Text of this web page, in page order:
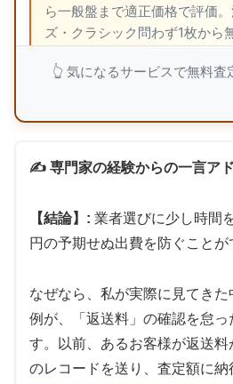
ら一般盤まで適正価格で評価
ズ・クラシック問わず1枚から
💎 バイセル：業界TOPク
取実績
🏅 東証上場企業の 安心経営
👨‍💼 レコード専門知識豊富な
🔄 ジャケット破損・音質劣
📞
契約後8日間 のクーリン
👆 気になるサービスで無料
✍️ 専門家の経験からの一言ア
【結論】: 業者選びに少し時間
円の予期せぬ出費を防ぐことが
なぜなら、私が実際に見てき
例が、「返送料」の確認を怠
す。以前、あるお客様が返送
のレコードを送り、査定額に納